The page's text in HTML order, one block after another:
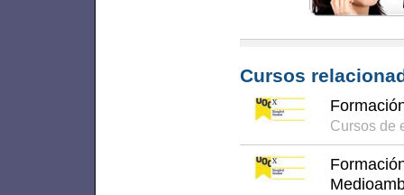
Cursos
Cursos de